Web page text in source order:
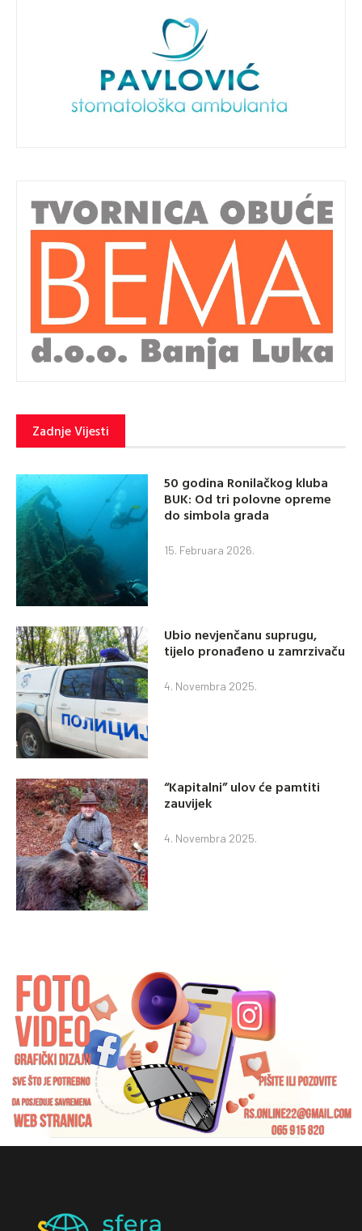
Zadnje Vijesti
50 godina Ronilačkog kluba
BUK: Od tri polovne opreme
do simbola grada
15. Februara 2026.
Ubio nevjenčanu suprugu,
tijelo pronađeno u zamrzivaču
4. Novembra 2025.
“Kapitalni” ulov će pamtiti
zauvijek
4. Novembra 2025.